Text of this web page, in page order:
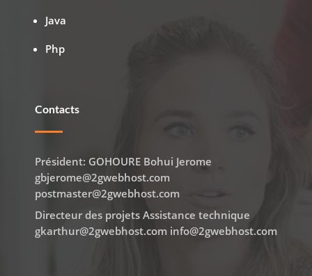
Java
Php
Contacts
Président: GOHOURE Bohui Jerome
gbjerome@2gwebhost.com
postmaster@2gwebhost.com
Directeur des projets Assistance technique
gkarthur@2gwebhost.com info@2gwebhost.com